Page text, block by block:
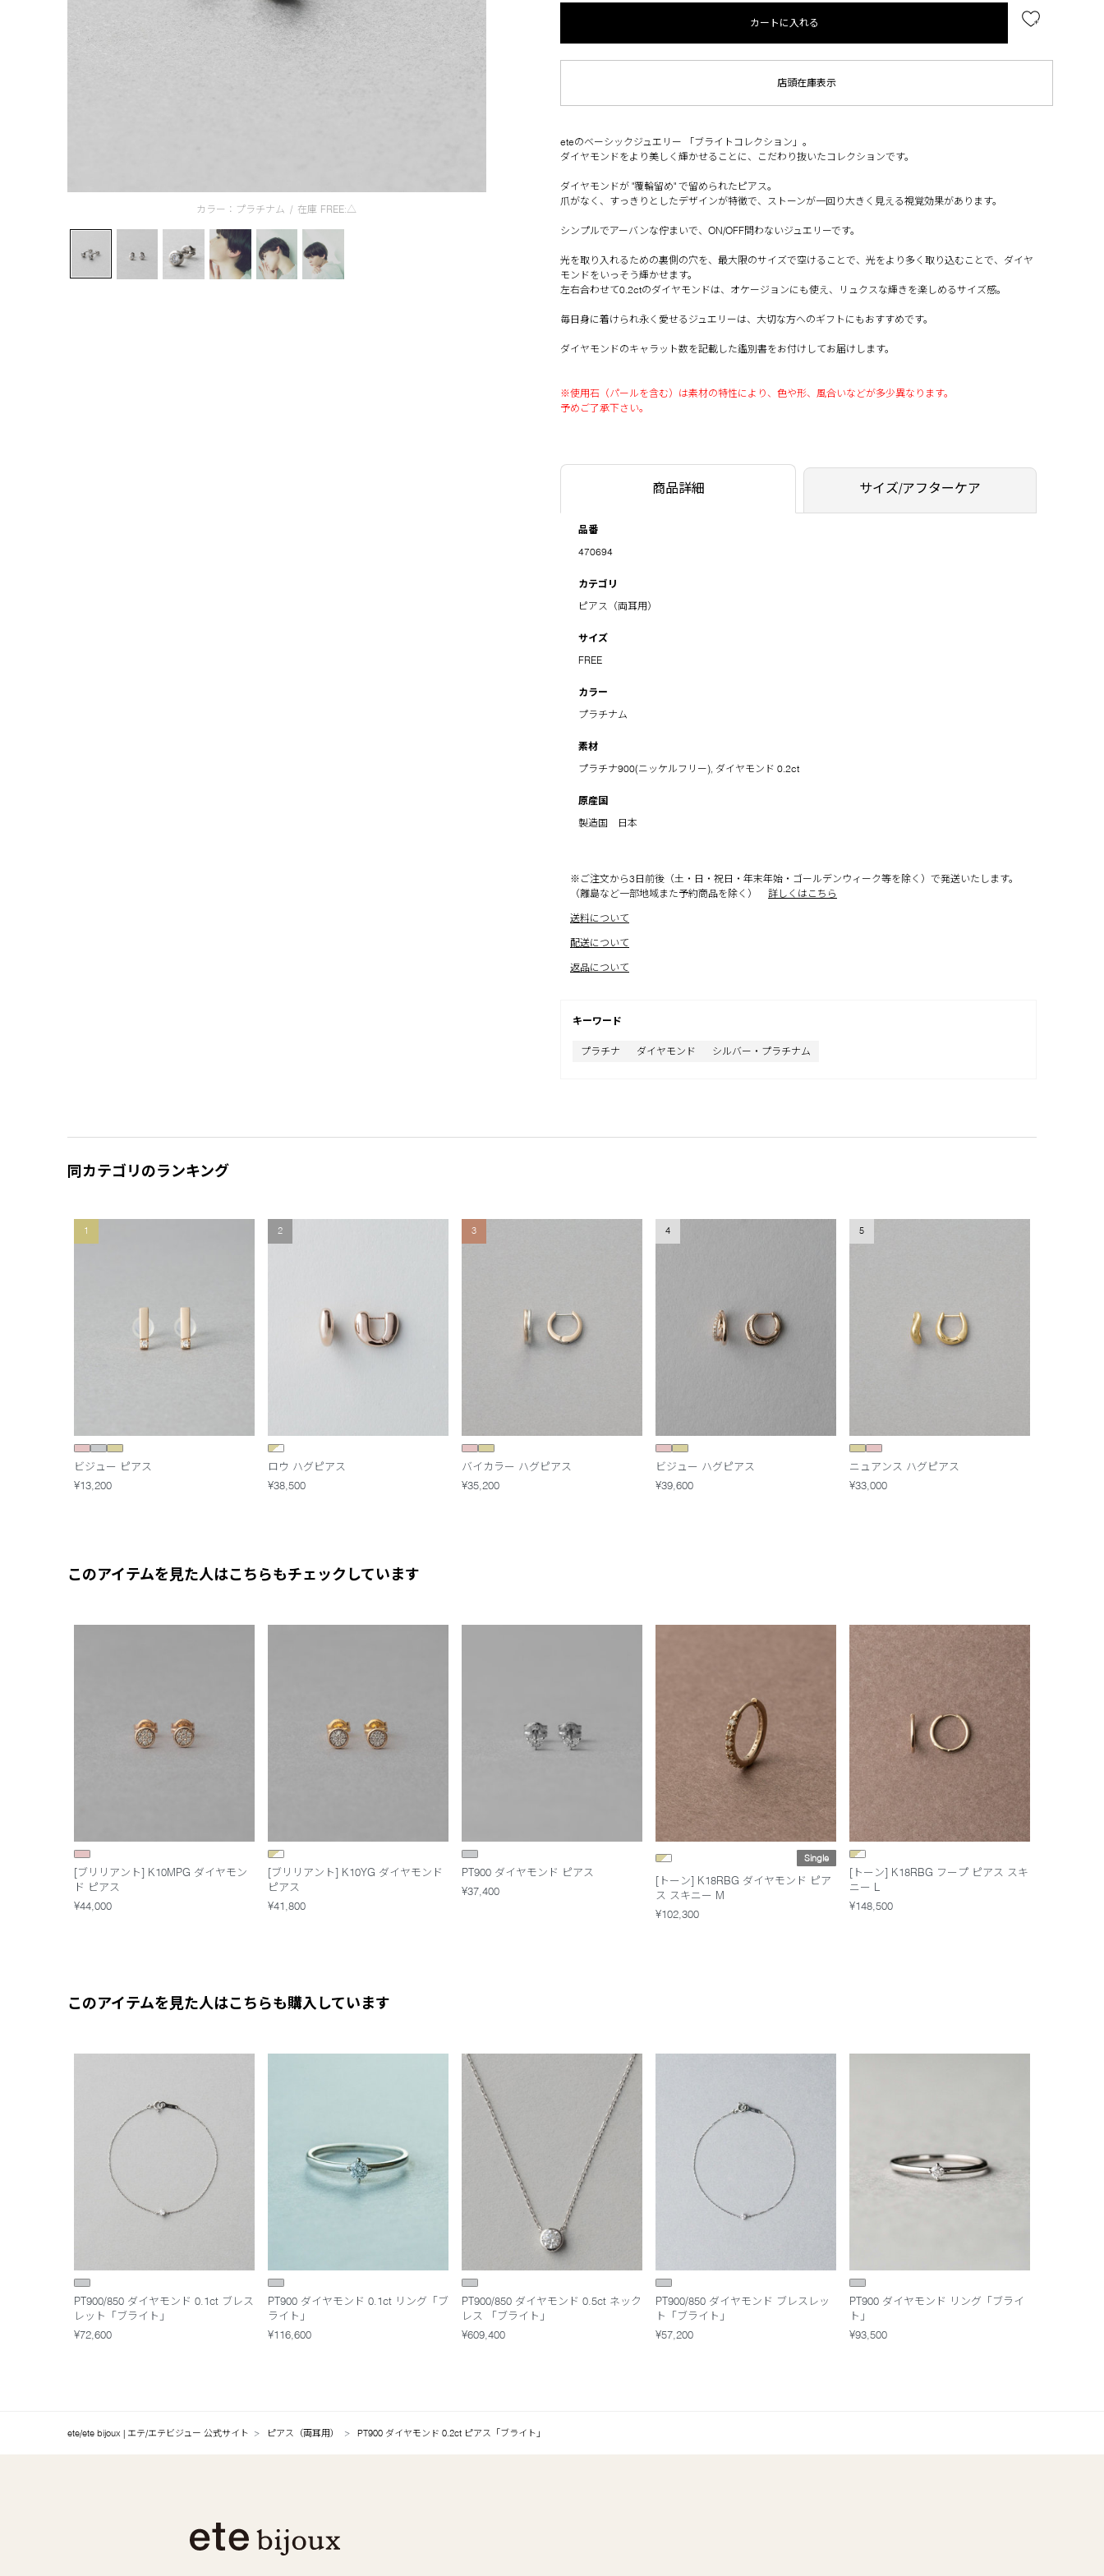
カラー：プラチナム / 在庫 FREE:△
カートに入れる
店頭在庫表示
eteのベーシックジュエリー 「ブライトコレクション」。
ダイヤモンドをより美しく輝かせることに、こだわり抜いたコレクションです。
ダイヤモンドが "覆輪留め" で留められたピアス。
爪がなく、すっきりとしたデザインが特徴で、ストーンが一回り大きく見える視覚効果があります。
シンプルでアーバンな佇まいで、ON/OFF問わないジュエリーです。
光を取り入れるための裏側の穴を、最大限のサイズで空けることで、光をより多く取り込むことで、ダイヤ
モンドをいっそう輝かせます。
左右合わせて0.2ctのダイヤモンドは、オケージョンにも使え、リュクスな輝きを楽しめるサイズ感。
毎日身に着けられ永く愛せるジュエリーは、大切な方へのギフトにもおすすめです。
ダイヤモンドのキャラット数を記載した鑑別書をお付けしてお届けします。
※使用石（パールを含む）は素材の特性により、色や形、風合いなどが多少異なります。
予めご了承下さい。
商品詳細 サイズ/アフターケア
品番
470694
カテゴリ
ピアス（両耳用）
サイズ
FREE
カラー
プラチナム
素材
プラチナ900(ニッケルフリー), ダイヤモンド 0.2ct
原産国
製造国 日本
※ご注文から3日前後（土・日・祝日・年末年始・ゴールデンウィーク等を除く）で発送いたします。
（離島など一部地域また予約商品を除く）
詳しくはこちら
送料について
配送について
返品について
キーワード
プラチナ ダイヤモンド シルバー・プラチナム
同カテゴリのランキング
1
ビジュー ピアス
¥13,200
2
ロウ ハグピアス
¥38,500
3
バイカラー ハグピアス
¥35,200
4
ビジュー ハグピアス
¥39,600
5
ニュアンス ハグピアス
¥33,000
このアイテムを見た人はこちらもチェックしています
[ブリリアント] K10MPG ダイヤモン
ド ピアス
¥44,000
[ブリリアント] K10YG ダイヤモンド
ピアス
¥41,800
PT900 ダイヤモンド ピアス
¥37,400
Single
[トーン] K18RBG ダイヤモンド ピア
ス スキニー M
¥102,300
[トーン] K18RBG フープ ピアス スキ
ニー L
¥148,500
このアイテムを見た人はこちらも購入しています
PT900/850 ダイヤモンド 0.1ct ブレス
レット「ブライト」
¥72,600
PT900 ダイヤモンド 0.1ct リング「ブ
ライト」
¥116,600
PT900/850 ダイヤモンド 0.5ct ネック
レス 「ブライト」
¥609,400
PT900/850 ダイヤモンド ブレスレッ
ト「ブライト」
¥57,200
PT900 ダイヤモンド リング「ブライ
ト」
¥93,500
ete/ete bijoux | エテ/エテビジュー 公式サイト ピアス（両耳用） PT900 ダイヤモンド 0.2ct ピアス「ブライト」